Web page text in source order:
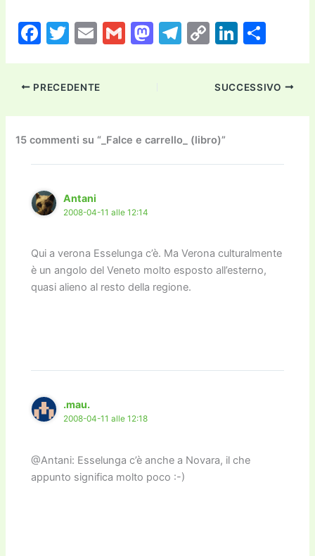
F
c
e
b
o
o
k
T
itt
er
E
ai
l
G
M
d
o
n
T
a
m
C
p
y
Li
n
k
Li
k
e
dI
n
di
vi
PRECEDENTE SUCCESSIVO
15 commenti su “_Falce e carrello_ (libro)”
Antani
2008-04-11 alle 12:14
Qui a verona Esselunga c’è. Ma Verona culturalmente
è un angolo del Veneto molto esposto all’esterno,
quasi alieno al resto della regione.
.mau.
2008-04-11 alle 12:18
@Antani: Esselunga c’è anche a Novara, il che
appunto significa molto poco :-)